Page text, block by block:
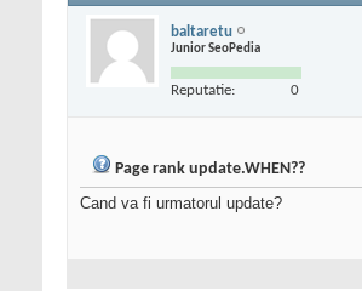
baltaretu
Junior SeoPedia
Reputatie: 0
Page rank update.WHEN??
Cand va fi urmatorul update?